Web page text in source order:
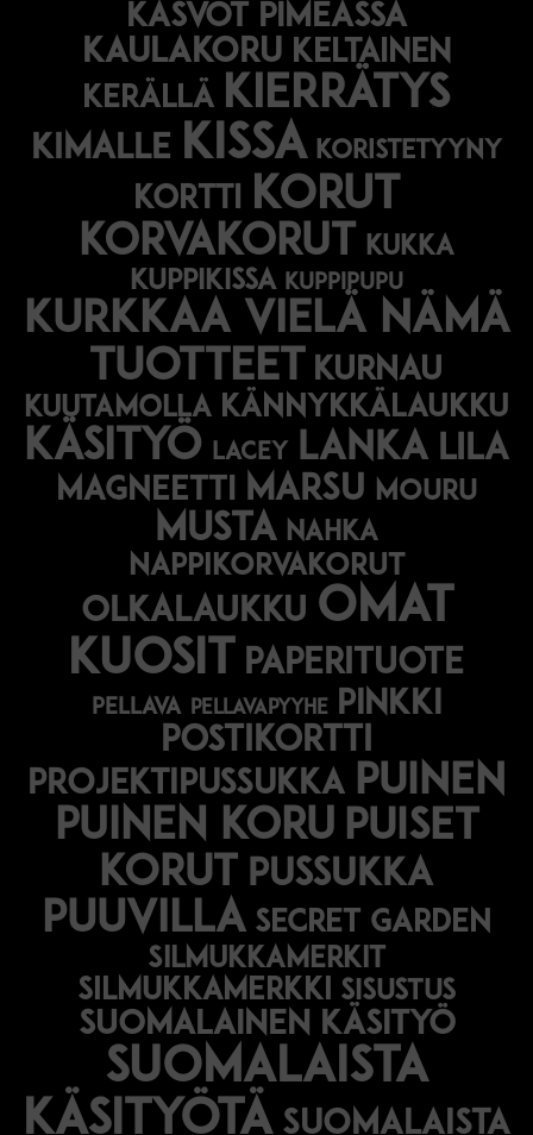
Kasvot pimeässä
kaulakoru keltainen
kerällä kierrätys
kimalle kissa koristetyyny
kortti korut
korvakorut
kukka
kuppikissa kuppipupu
Kurkkaa vielä nämä
tuotteet kurnau
kuutamolla kännykkälaukku
käsityö lacey lanka lila
magneetti marsu mouru
musta nahka
nappikorvakorut
olkalaukku omat
kuosit paperituote
pellava pellavapyyhe pinkki
postikortti
projektipussukka puinen
puinen koru puiset
korut pussukka
puuvilla secret garden
silmukkamerkit
silmukkamerkki sisustus
suomalainen käsityö
suomalaista
käsityötä suomalaista